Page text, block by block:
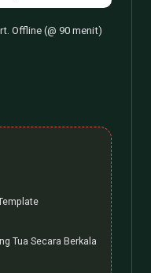
Offline (@ 90 menit)
Tua Secara Berkala